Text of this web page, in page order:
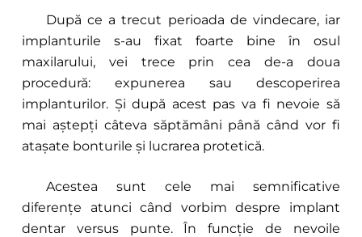
După ce a trecut perioada de vindecare, iar
implanturile s-au fixat foarte bine în osul
maxilarului, vei trece prin cea de-a doua
procedură: expunerea sau descoperirea
implanturilor. Și după acest pas va fi nevoie să
mai aștepți câteva săptămâni până când vor fi
atașate bonturile și lucrarea protetică.
Acestea sunt cele mai semnificative
diferențe atunci când vorbim despre implant
dentar versus punte. În funcție de nevoile